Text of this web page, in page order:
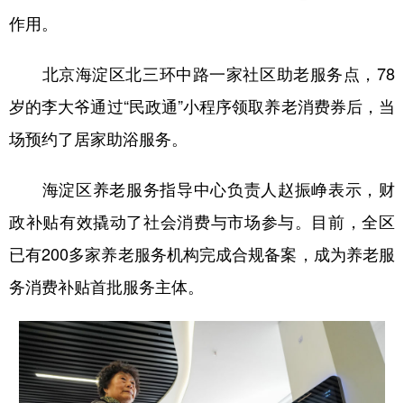
作用。
北京海淀区北三环中路一家社区助老服务点，78
岁的李大爷通过“民政通”小程序领取养老消费券后，当
场预约了居家助浴服务。
海淀区养老服务指导中心负责人赵振峥表示，财
政补贴有效撬动了社会消费与市场参与。目前，全区
已有200多家养老服务机构完成合规备案，成为养老服
务消费补贴首批服务主体。